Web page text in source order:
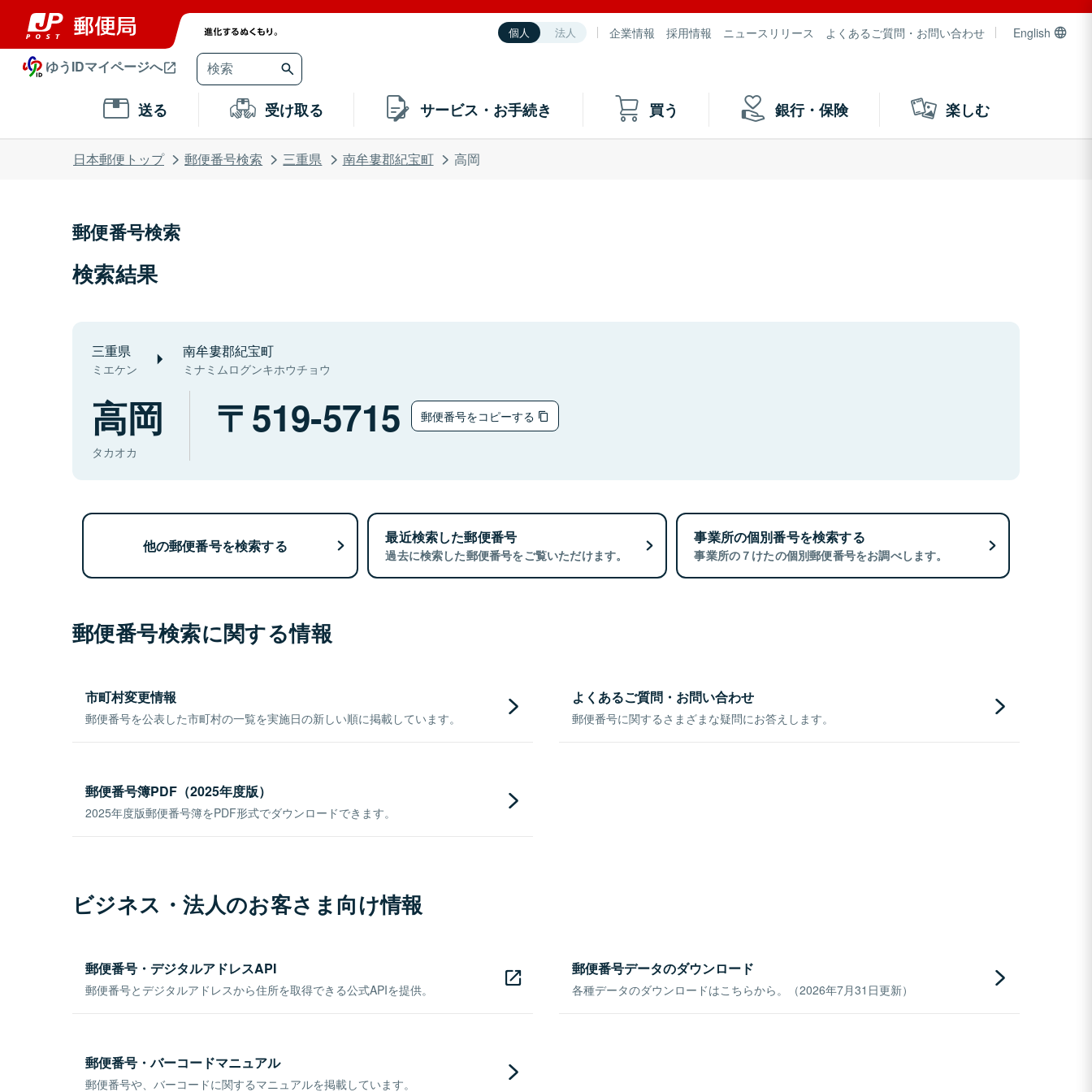
個人 法人 企業情報 採用情報 ニュースリリース よくあるご質問・お問い合わせ English
ゆうIDマイページへ
送る 受け取る サービス・お手続き 買う 銀行・保険 楽しむ
日本郵便トップ 郵便番号検索 三重県 南牟婁郡紀宝町 高岡
郵便番号検索
検索結果
三重県
ミエケン
南牟婁郡紀宝町
ミナミムログンキホウチョウ
高岡
タカオカ
519-5715 郵便番号をコピーする
他の郵便番号を検索する 最近検索した郵便番号
過去に検索した郵便番号をご覧いただけます。
事業所の個別番号を検索する
事業所の７けたの個別郵便番号をお調べします。
郵便番号検索に関する情報
市町村変更情報
郵便番号を公表した市町村の一覧を実施日の新しい順に掲載しています。
よくあるご質問・お問い合わせ
郵便番号に関するさまざまな疑問にお答えします。
郵便番号簿PDF（2025年度版）
2025年度版郵便番号簿をPDF形式でダウンロードできます。
ビジネス・法人のお客さま向け情報
郵便番号・デジタルアドレスAPI
郵便番号とデジタルアドレスから住所を取得できる公式APIを提供。
郵便番号データのダウンロード
各種データのダウンロードはこちらから。（2026年7月31日更新）
郵便番号・バーコードマニュアル
郵便番号や、バーコードに関するマニュアルを掲載しています。